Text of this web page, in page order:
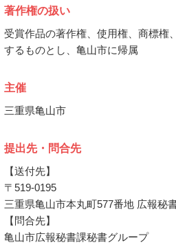
著作権の扱い
受賞作品の著作権、使用権、商標権
するものとし、亀山市に帰属
主催
三重県亀山市
提出先・問合先
【送付先】
〒519-0195
三重県亀山市本丸町577番地 広報秘
【問合先】
亀山市広報秘書課秘書グループ